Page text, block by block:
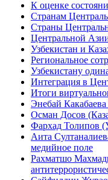
К оценке
Странам
Страны
Центральной
Узбекистан и
Региональное
Узбекистану
Интеграция в
Итоги
Энебай
Осман Досов
Фархад Толипов
Аита
медийное поле
Рахматшо